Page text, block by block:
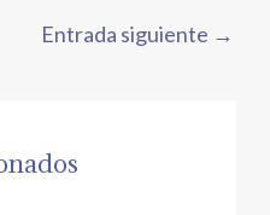
Entrada siguiente →